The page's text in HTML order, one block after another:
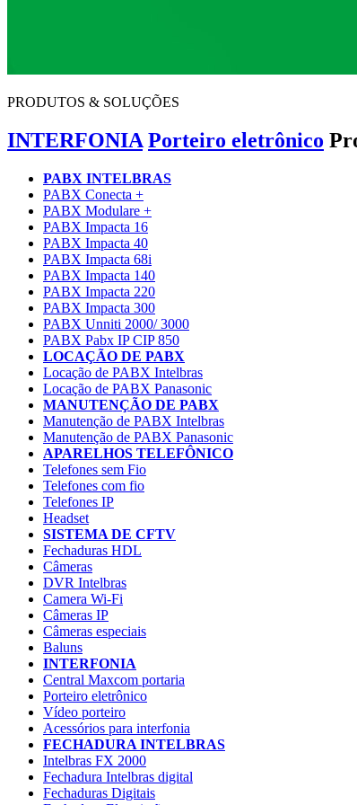
PRODUTOS & SOLUÇÕES
INTERFONIA Porteiro eletrônico
PABX INTELBRAS
PABX Conecta +
PABX Modulare +
PABX Impacta 16
PABX Impacta 40
PABX Impacta 68i
PABX Impacta 140
PABX Impacta 220
PABX Impacta 300
PABX Unniti 2000/ 3000
PABX Pabx IP CIP 850
LOCAÇÃO DE PABX
Locação de PABX Intelbras
Locação de PABX Panasonic
MANUTENÇÃO DE PABX
Manutenção de PABX Intelbras
Manutenção de PABX Panasonic
APARELHOS TELEFÔNICO
Telefones sem Fio
Telefones com fio
Telefones IP
Headset
SISTEMA DE CFTV
Fechaduras HDL
Câmeras
DVR Intelbras
Camera Wi-Fi
Câmeras IP
Câmeras especiais
Baluns
INTERFONIA
Central Maxcom portaria
Porteiro eletrônico
Vídeo porteiro
Acessórios para interfonia
FECHADURA INTELBRAS
Intelbras FX 2000
Fechadura Intelbras digital
Fechaduras Digitais